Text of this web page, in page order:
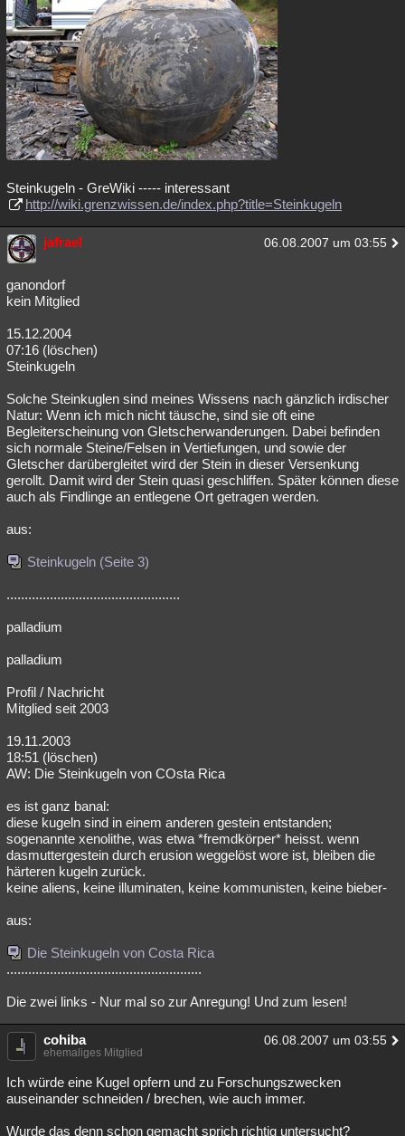
Steinkugeln - GreWiki ----- interessant
http://wiki.grenzwissen.de/index.php?title=Steinkugeln
jafrael 06.08.2007 um 03:55
ganondorf
kein Mitglied
15.12.2004
07:16 (löschen)
Steinkugeln
Solche Steinkuglen sind meines Wissens nach gänzlich irdischer
Natur: Wenn ich mich nicht täusche, sind sie oft eine
Begleiterscheinung von Gletscherwanderungen. Dabei befinden
sich normale Steine/Felsen in Vertiefungen, und sowie der
Gletscher darübergleitet wird der Stein in dieser Versenkung
gerollt. Damit wird der Stein quasi geschliffen. Später können diese
auch als Findlinge an entlegene Ort getragen werden.
aus:
Steinkugeln (Seite 3)
................................................
palladium
palladium
Profil / Nachricht
Mitglied seit 2003
19.11.2003
18:51 (löschen)
AW: Die Steinkugeln von COsta Rica
es ist ganz banal:
diese kugeln sind in einem anderen gestein entstanden;
sogenannte xenolithe, was etwa *fremdkörper* heisst. wenn
dasmuttergestein durch erusion weggelöst wore ist, bleiben die
härteren kugeln zurück.
keine aliens, keine illuminaten, keine kommunisten, keine bieber-
aus:
Die Steinkugeln von Costa Rica
......................................................
Die zwei links - Nur mal so zur Anregung! Und zum lesen!
cohiba 06.08.2007 um 03:55
ehemaliges Mitglied
Ich würde eine Kugel opfern und zu Forschungszwecken
auseinander schneiden / brechen, wie auch immer.
Wurde das denn schon gemacht sprich richtig untersucht?